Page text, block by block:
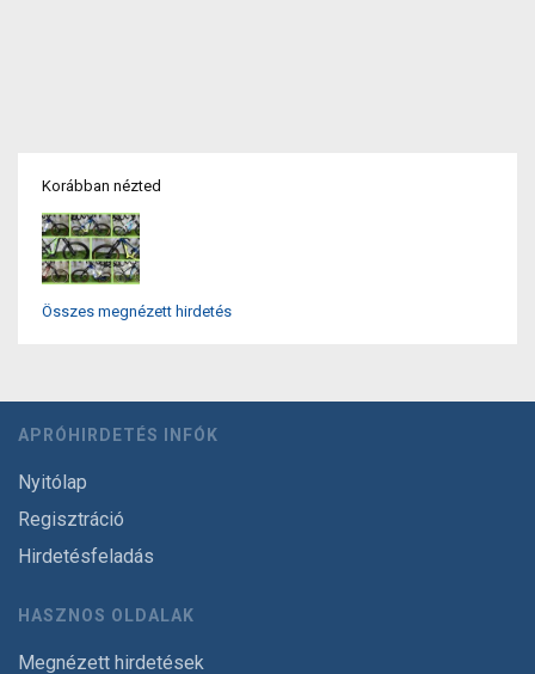
Korábban nézted
Összes megnézett hirdetés
APRÓHIRDETÉS INFÓK
Nyitólap
Regisztráció
Hirdetésfeladás
HASZNOS OLDALAK
Megnézett hirdetések